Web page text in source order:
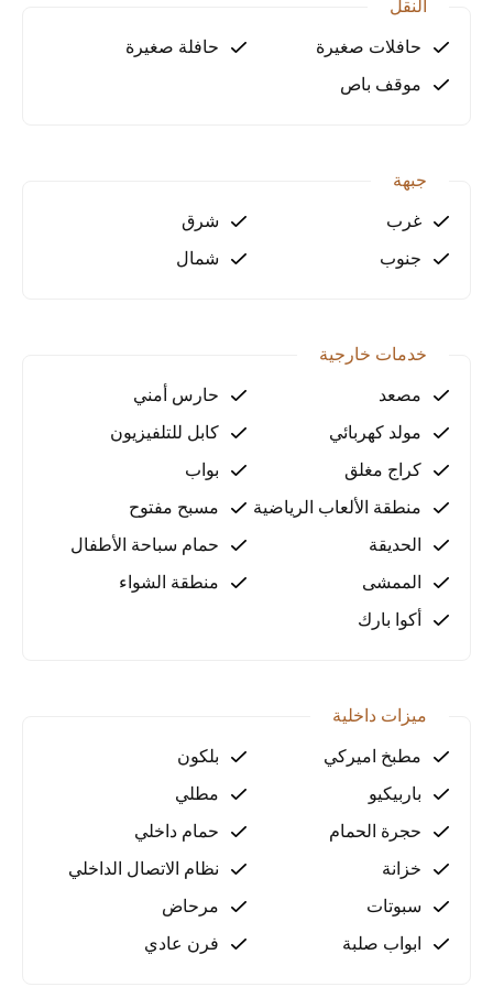
بنا الآن لحجز موعد زيارة!
النقل
حافلات صغيرة
حافلة صغيرة
موقف باص
جبهة
غرب
شرق
جنوب
شمال
خدمات خارجية
مصعد
حارس أمني
مولد كهربائي
كابل للتلفيزيون
كراج مغلق
بواب
منطقة الألعاب الرياضية
مسبح مفتوح
الحديقة
حمام سباحة الأطفال
الممشى
منطقة الشواء
أكوا بارك
ميزات داخلية
مطبخ اميركي
بلكون
باربيكيو
مطلي
حجرة الحمام
حمام داخلي
خزانة
نظام الاتصال الداخلي
سبوتات
مرحاض
ابواب صلبة
فرن عادي